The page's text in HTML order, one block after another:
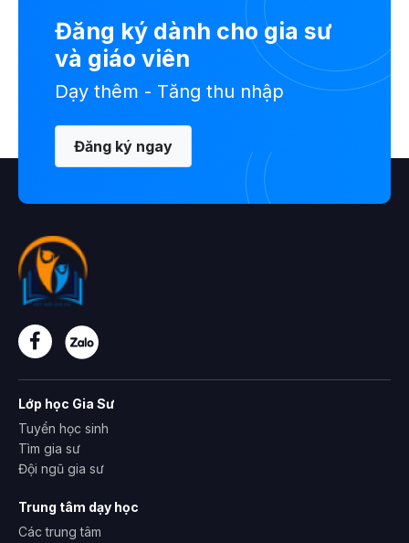
Đăng ký dành cho gia sư
và giáo viên
Dạy thêm - Tăng thu nhập
Đăng ký ngay
Lớp học Gia Sư
Tuyển học sinh
Tìm gia sư
Đội ngũ gia sư
Trung tâm dạy học
Các trung tâm